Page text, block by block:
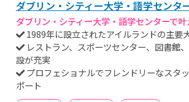
ダブリン・シティー大学・語学センタ
ダブリン・シティー大学・語学センターで
1989年に設立されたアイルランドの主要
レストラン、スポーツセンター、図書館
設が充実
プロフェショナルでフレンドリーなスタ
ポート